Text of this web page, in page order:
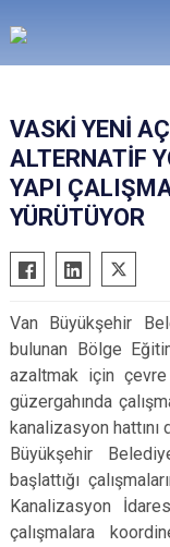
VASKİ YENİ
ALTERNATİF
YAPI
YÜRÜTÜYOR
Van Büyükşehir
bulunan Bölge
azaltmak için
güzergahında
kanalizasyon hattını
Büyükşehir
başlattığı
Kanalizasyon
çalışmalara